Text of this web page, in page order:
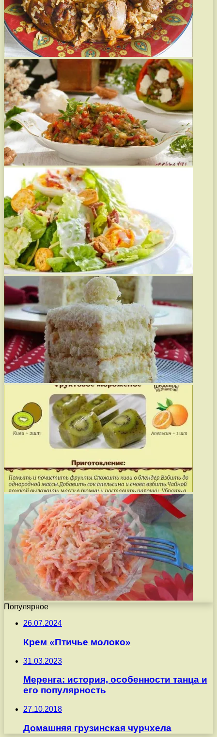
Популярное
26.07.2024
Крем «Птичье молоко»
31.03.2023
Меренга: история, особенности танца и
его популярность
27.10.2018
Домашняя грузинская чурчхела